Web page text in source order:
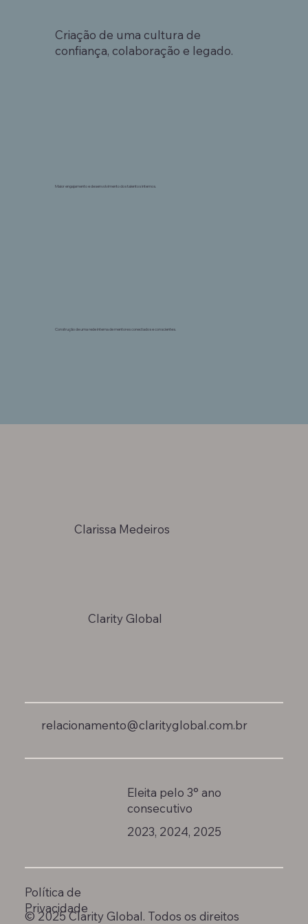
Criação de uma cultura de
confiança, colaboração e legado.
Maior engajamento e desenvolvimento dos talentos internos.
Construção de uma rede interna de mentores conectados e conscientes.
Clarity Global
© 2025 Clarity Global. Todos os direitos
Clarissa Medeiros
relacionamento@clarityglobal.com.br
Eleita pelo 3° ano
consecutivo
Política de
Privacidade
2023, 2024, 2025